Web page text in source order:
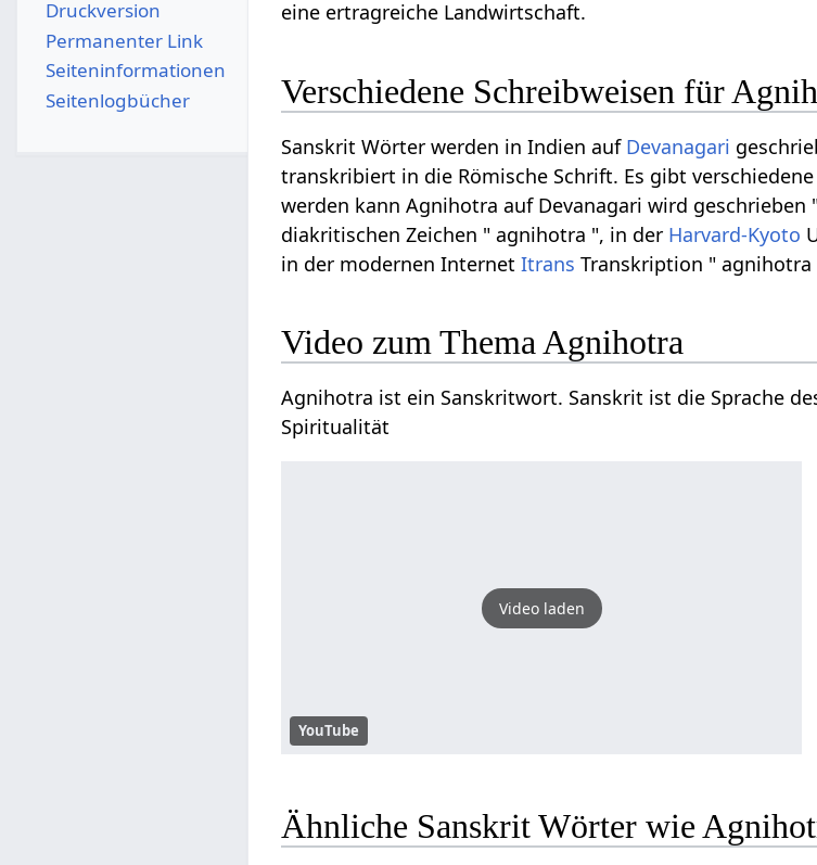
eine ertragreiche Landwirtschaft.
Verschiedene Schreibweisen für
Sanskrit Wörter werden in Indien auf Devanagari
transkribiert in die Römische Schrift. Es gibt
werden kann Agnihotra auf Devanagari wird geschrieben
diakritischen Zeichen " agnihotra ", in der Harvard-Kyoto
in der modernen InternetItrans Transkription " agnihotra
Video zum Thema Agnihotra
Agnihotra ist ein Sanskritwort. Sanskrit ist die Sprache
Spiritualität
Video laden
YouTube
Ähnliche Sanskrit Wörter wie
Druckversion
Permanenter Link
Seiten­­informationen
Seitenlogbücher